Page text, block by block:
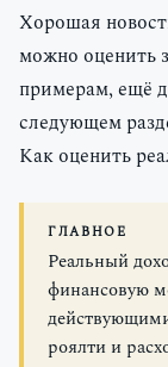
Хорошая
можно оценить
примерам, ещё
следующем
Как оценить
ГЛАВНОЕ
Реальный
финансовую
роялти и